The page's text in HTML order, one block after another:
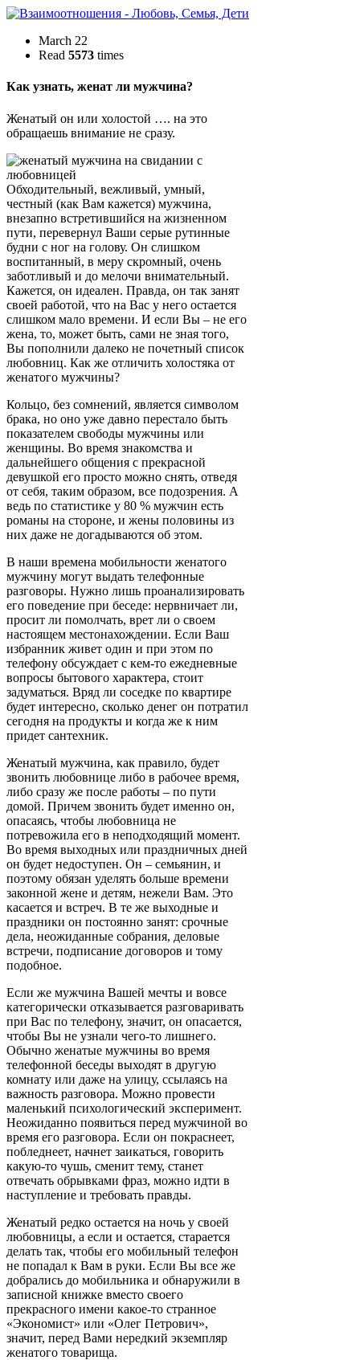
March 22
Read 5573 times
Как узнать, женат ли мужчина?
Женатый он или холостой …. на это
обращаешь внимание не сразу.
Обходительный, вежливый, умный,
честный (как Вам кажется) мужчина,
внезапно встретившийся на жизненном
пути, перевернул Ваши серые рутинные
будни с ног на голову. Он слишком
воспитанный, в меру скромный, очень
заботливый и до мелочи внимательный.
Кажется, он идеален. Правда, он так занят
своей работой, что на Вас у него остается
слишком мало времени. И если Вы – не его
жена, то, может быть, сами не зная того,
Вы пополнили далеко не почетный список
любовниц. Как же отличить холостяка от
женатого мужчины?
Кольцо, без сомнений, является символом
брака, но оно уже давно перестало быть
показателем свободы мужчины или
женщины. Во время знакомства и
дальнейшего общения с прекрасной
девушкой его просто можно снять, отведя
от себя, таким образом, все подозрения. А
ведь по статистике у 80 % мужчин есть
романы на стороне, и жены половины из
них даже не догадываются об этом.
В наши времена мобильности женатого
мужчину могут выдать телефонные
разговоры. Нужно лишь проанализировать
его поведение при беседе: нервничает ли,
просит ли помолчать, врет ли о своем
настоящем местонахождении. Если Ваш
избранник живет один и при этом по
телефону обсуждает с кем-то ежедневные
вопросы бытового характера, стоит
задуматься. Вряд ли соседке по квартире
будет интересно, сколько денег он потратил
сегодня на продукты и когда же к ним
придет сантехник.
Женатый мужчина, как правило, будет
звонить любовнице либо в рабочее время,
либо сразу же после работы – по пути
домой. Причем звонить будет именно он,
опасаясь, чтобы любовница не
потревожила его в неподходящий момент.
Во время выходных или праздничных дней
он будет недоступен. Он – семьянин, и
поэтому обязан уделять больше времени
законной жене и детям, нежели Вам. Это
касается и встреч. В те же выходные и
праздники он постоянно занят: срочные
дела, неожиданные собрания, деловые
встречи, подписание договоров и тому
подобное.
Если же мужчина Вашей мечты и вовсе
категорически отказывается разговаривать
при Вас по телефону, значит, он опасается,
чтобы Вы не узнали чего-то лишнего.
Обычно женатые мужчины во время
телефонной беседы выходят в другую
комнату или даже на улицу, ссылаясь на
важность разговора. Можно провести
маленький психологический эксперимент.
Неожиданно появиться перед мужчиной во
время его разговора. Если он покраснеет,
побледнеет, начнет заикаться, говорить
какую-то чушь, сменит тему, станет
отвечать обрывками фраз, можно идти в
наступление и требовать правды.
Женатый редко остается на ночь у своей
любовницы, а если и остается, старается
делать так, чтобы его мобильный телефон
не попадал к Вам в руки. Если Вы все же
добрались до мобильника и обнаружили в
записной книжке вместо своего
прекрасного имени какое-то странное
«Экономист» или «Олег Петрович»,
значит, перед Вами нередкий экземпляр
женатого товарища.